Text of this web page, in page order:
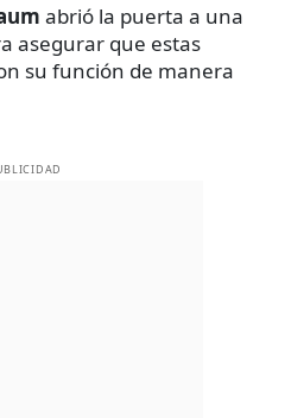
abrió la puerta a una
asegurar que estas
su función de manera